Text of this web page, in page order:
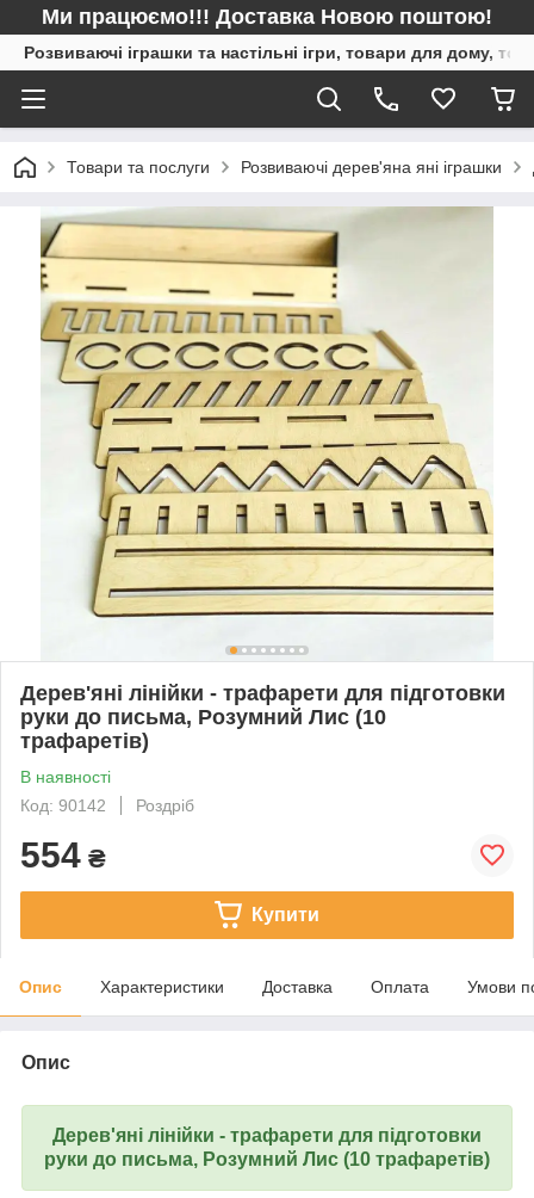
Ми працюємо!!! Доставка Новою поштою!
Розвиваючі іграшки та настільні ігри, товари для дому,
Товари та послуги Розвиваючі дерев'яна яні іграшки
Дерев'яні лінійки - трафарети для підготовки
руки до письма, Розумний Лис (10
трафаретів)
В наявності
Код: 90142
Роздріб
554 ₴
Купити
Опис Характеристики Доставка Оплата Умови
Опис
Дерев'яні лінійки - трафарети для підготовки
руки до письма, Розумний Лис (10 трафаретів)